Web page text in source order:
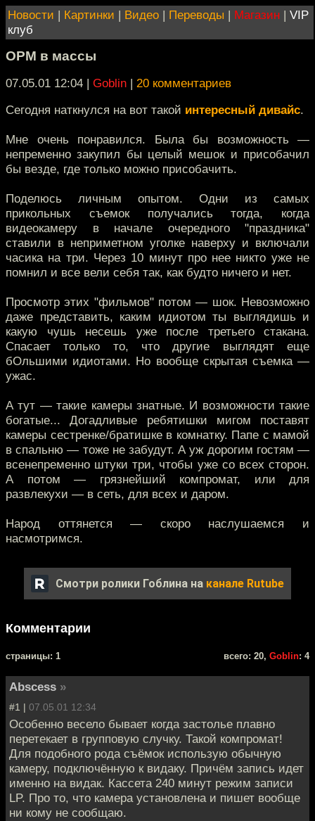
Новости | Картинки | Видео | Переводы | Магазин | VIP
клуб
ОРМ в массы
07.05.01 12:04 | Goblin | 20 комментариев
Сегодня наткнулся на вот такой интересный дивайс.
Мне очень понравился. Была бы возможность —
непременно закупил бы целый мешок и присобачил
бы везде, где только можно присобачить.
Поделюсь личным опытом. Одни из самых
прикольных съемок получались тогда, когда
видеокамеру в начале очередного "праздника"
ставили в неприметном уголке наверху и включали
часика на три. Через 10 минут про нее никто уже не
помнил и все вели себя так, как будто ничего и нет.
Просмотр этих "фильмов" потом — шок. Невозможно
даже представить, каким идиотом ты выглядишь и
какую чушь несешь уже после третьего стакана.
Спасает только то, что другие выглядят еще
бОльшими идиотами. Но вообще скрытая съемка —
ужас.
А тут — такие камеры знатные. И возможности такие
богатые... Догадливые ребятишки мигом поставят
камеры сестренке/братишке в комнатку. Папе с мамой
в спальню — тоже не забудут. А уж дорогим гостям —
всенепременно штуки три, чтобы уже со всех сторон.
А потом — грязнейший компромат, или для
развлекухи — в сеть, для всех и даром.
Народ оттянется — скоро наслушаемся и
насмотримся.
Смотри ролики Гоблина на канале Rutube
Комментарии
cтраницы: 1 всего: 20, Goblin: 4
Abscess »
#1 | 07.05.01 12:34
Особенно весело бывает когда застолье плавно
перетекает в групповую случку. Такой компромат!
Для подобного рода съёмок использую обычную
камеру, подключённую к видаку. Причём запись идет
именно на видак. Кассета 240 минут режим записи
LP. Про то, что камера установлена и пишет вообще
ни кому не сообщаю.